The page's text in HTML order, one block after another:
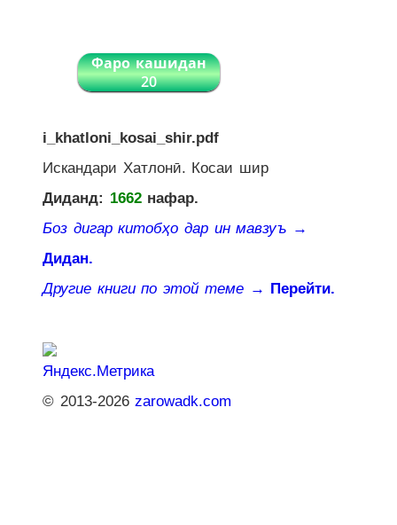
Фаро кашидан
20
i_khatloni_kosai_shir.pdf
Искандари Хатлонӣ. Косаи шир
Диданд: 1662нафар.
Боз дигар китобҳо дар ин мавзуъ →
Дидан.
Другие книги по этой теме → Перейти.
© 2013-2026zarowadk.com